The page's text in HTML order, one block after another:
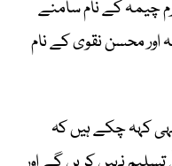
چیمہ کے نام سامنے
اور محسن نقوی کے نام
کہہ چکے ہیں کہ